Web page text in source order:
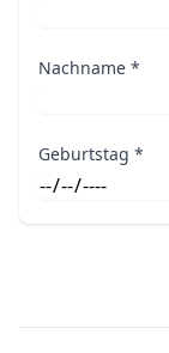
Nachname *
Geburtstag *